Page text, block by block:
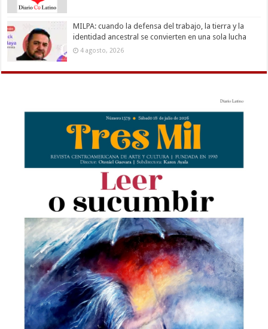
MILPA: cuando la defensa del trabajo, la tierra y la
identidad ancestral se convierten en una sola lucha
4 agosto, 2026